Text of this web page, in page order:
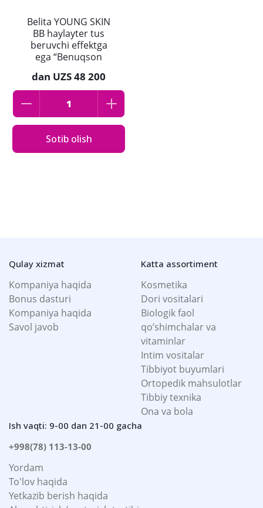
Belita YOUNG SKIN
BB haylayter tus
beruvchi effektga
ega “Benuqson
dan UZS 48 200
Sotib olish
Qulay xizmat
Kompaniya haqida
Bonus dasturi
Kompaniya haqida
Savol javob
Katta assortiment
Kosmetika
Dori vositalari
Biologik faol
qo’shimchalar va
vitaminlar
Intim vositalar
Tibbiyot buyumlari
Ortopedik mahsulotlar
Tibbiy texnika
Ona va bola
Ish vaqti: 9-00 dan 21-00 gacha
+998(78) 113-13-00
Yordam
To'lov haqida
Yetkazib berish haqida